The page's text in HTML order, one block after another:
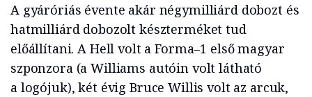
A gyáróriás évente akár négymilliárd dobozt és
hatmilliárd dobozolt készterméket tud
előállítani. A Hell volt a Forma–1 első magyar
szponzora (a Williams autóin volt látható
a logójuk), két évig Bruce Willis volt az arcuk,